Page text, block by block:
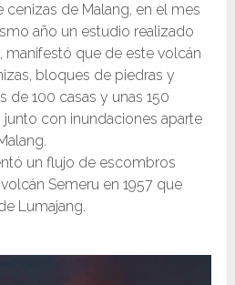
cenizas de Malang, en el mes
año un estudio realizado
manifestó que de este volcán
bloques de piedras y
de 100 casas y unas 150
junto con inundaciones aparte
un flujo de escombros
Semeru en 1957 que
Lumajang.